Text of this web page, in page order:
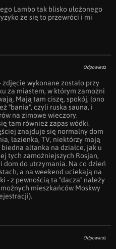
Lambo tak blisko ułożonego
że się to przewróci i mi
Odpowiedz
wykonane zostało przy
za miastem, w którym zamożni
Mają tam ciszę, spokój, łono
"bania", czyli ruska sauna, i
na zimowe wieczory.
tam również zapas wódki.
znajduje się normalny dom
łazienka, TV, niektórzy mają
altanka na działce, jak u
tych zamożniejszych Rosjan,
dom do utrzymania. Na co dzień
a na weekend uciekają na
- z pewnością ta "dacza" należy
mieszkańców Moskwy
Odpowiedz